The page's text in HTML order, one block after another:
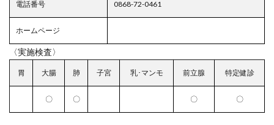
電話番号 0868-72-0461
ホームページ
〈実施検査〉
胃 大腸 肺 子宮 乳･マンモ 前立腺 特定健診
〇 〇 〇 〇